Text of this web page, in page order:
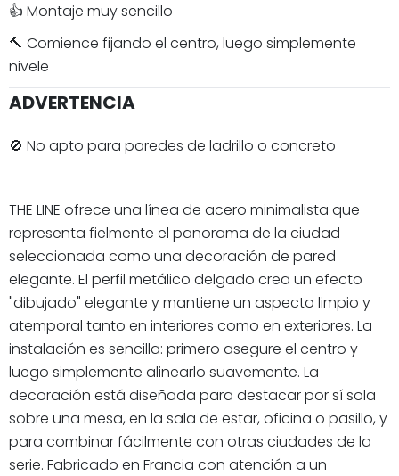
👍 Montaje muy sencillo
🔨 Comience fijando el centro, luego simplemente
nivele
ADVERTENCIA
🚫 No apto para paredes de ladrillo o concreto
THE LINE ofrece una línea de acero minimalista que
representa fielmente el panorama de la ciudad
seleccionada como una decoración de pared
elegante. El perfil metálico delgado crea un efecto
"dibujado" elegante y mantiene un aspecto limpio y
atemporal tanto en interiores como en exteriores. La
instalación es sencilla: primero asegure el centro y
luego simplemente alinearlo suavemente. La
decoración está diseñada para destacar por sí sola
sobre una mesa, en la sala de estar, oficina o pasillo, y
para combinar fácilmente con otras ciudades de la
serie. Fabricado en Francia con atención a un